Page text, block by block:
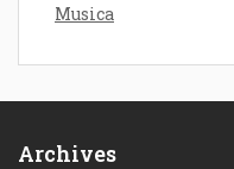
Musica
Archives